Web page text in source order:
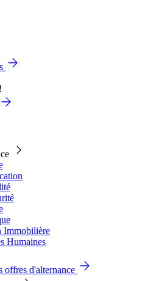
Immobilière
Humaines
offres d'alternance